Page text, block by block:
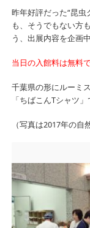
昨年好評だった“昆虫
も、そうでもない方
う、出展内容を企画中
当日の入館料は無料
千葉県の形にルーミ
「ちばこんTシャツ
（写真は2017年の自